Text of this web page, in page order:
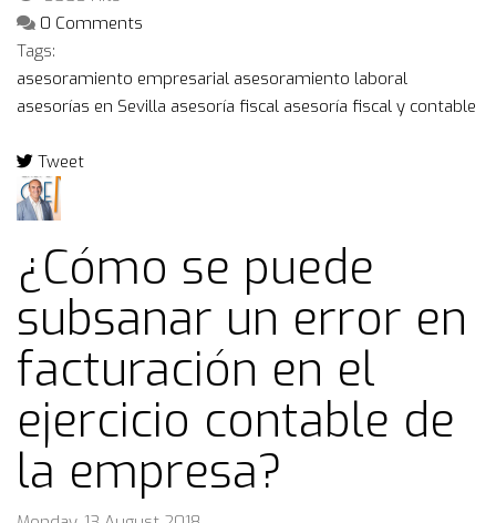
0 Comments
Tags:
asesoramiento empresarial asesoramiento laboral
asesorías en Sevilla asesoría fiscal asesoría fiscal y contable
Tweet
pinterest
¿Cómo se puede
subsanar un error en
facturación en el
ejercicio contable de
la empresa?